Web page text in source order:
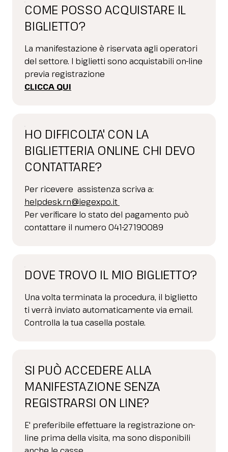
COME POSSO ACQUISTARE IL
BIGLIETTO?
La manifestazione è riservata agli operatori
del settore. I biglietti sono acquistabili on-line
previa registrazione
CLICCA QUI
HO DIFFICOLTA' CON LA
BIGLIETTERIA ONLINE. CHI DEVO
CONTATTARE?
Per ricevere assistenza scriva a:
helpdesk.rn@iegexpo.it
Per verificare lo stato del pagamento può
contattare il numero 041-27190089
DOVE TROVO IL MIO BIGLIETTO?
Una volta terminata la procedura, il biglietto
ti verrà inviato automaticamente via email.
Controlla la tua casella postale.
SI PUÒ ACCEDERE ALLA
MANIFESTAZIONE SENZA
REGISTRARSI ON LINE?
E' preferibile effettuare la registrazione on-
line prima della visita, ma sono disponibili